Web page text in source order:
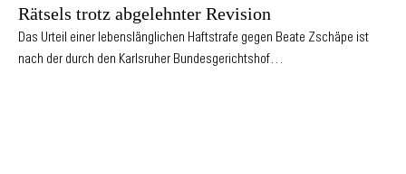
Rätsels trotz abgelehnter Revision
Das Urteil einer lebenslänglichen Haftstrafe gegen Beate Zschäpe ist
nach der durch den Karlsruher Bundesgerichtshof…